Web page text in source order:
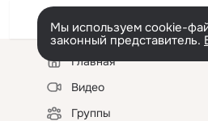
Мы используем cookie-
законный представитель.
Левая
колонкаГлавная
Видео
Группы